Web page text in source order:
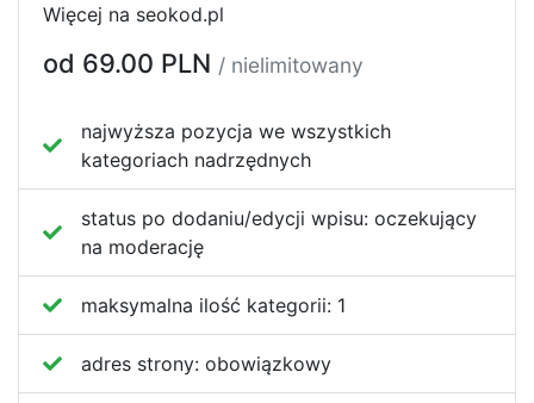
Więcej na seokod.pl
od 69.00 PLN / nielimitowany
najwyższa pozycja we wszystkich
kategoriach nadrzędnych
status po dodaniu/edycji wpisu: oczekujący
na moderację
maksymalna ilość kategorii: 1
adres strony: obowiązkowy